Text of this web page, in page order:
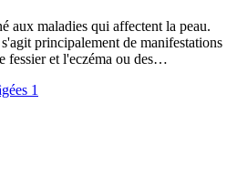
aux maladies qui affectent la peau.
principalement de manifestations
fessier et l'eczéma ou des…